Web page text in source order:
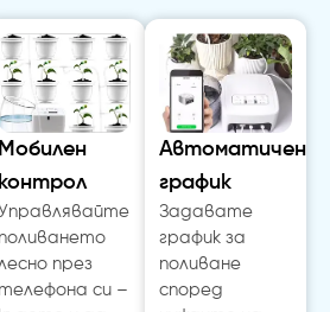
Мобилен
контрол
Управлявайте
поливането
през
телефона си –
Автоматичен
график
Задавате
график за
поливане
според